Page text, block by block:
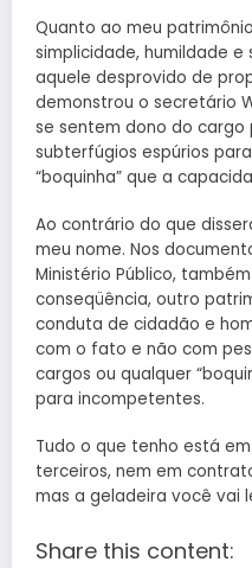
Quanto ao meu
simplicidade, humildade e
aquele desprovido de
demonstrou o secretário
se sentem dono do cargo
subterfúgios espúrios
“boquinha” que a
Ao contrário do que
meu nome. Nos
Ministério Público,
conseqüência, outro
conduta de cidadão e
com o fato e não com
cargos ou qualquer
para incompetentes.
Tudo o que tenho está
terceiros, nem em
mas a geladeira você vai
Share this content: